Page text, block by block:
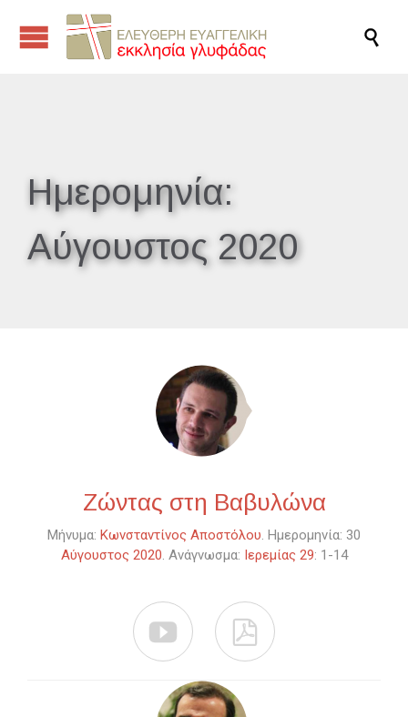

Ημερομηνία:
Αύγουστος 2020
Ζώντας στη Βαβυλώνα
Μήνυμα: Κωνσταντίνος Αποστόλου. Ημερομηνία: 30
Αύγουστος 2020. Ανάγνωσμα: Ιερεμίας 29: 1-14
 